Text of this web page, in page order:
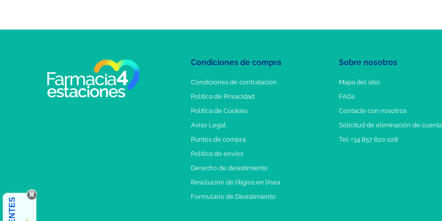
Condiciones de compra
Condiciones de contratación
Política de Privacidad
Política de Cookies
Aviso Legal
Puntos de compra
Política de envíos
Derecho de desistimiento
Resolución de litigios en línea
Formulario de Desistimiento
Sobre nosotros
Mapa del sitio
FAQs
Contacte con nosotros
Solicitud de eliminación de cuenta
Tel: +34 857 820 028